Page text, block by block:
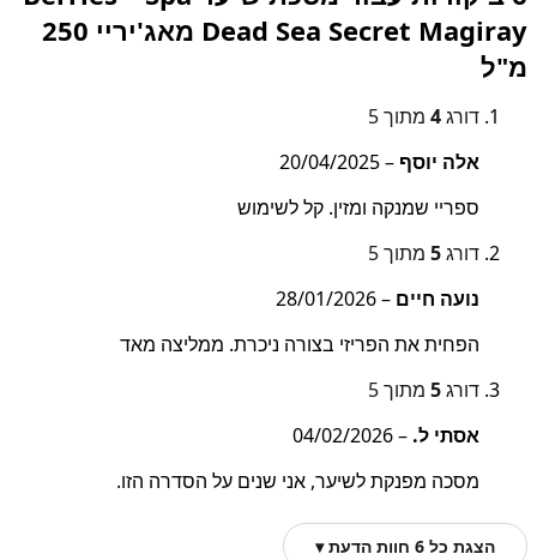
Dead Sea Secret Magiray מאג'יריי 250
מ"ל
דורג4 מתוך 5
אלה יוסף –
20/04/2025
ספריי שמנקה ומזין. קל לשימוש
דורג5 מתוך 5
נועה חיים –
28/01/2026
הפחית את הפריזי בצורה ניכרת. ממליצה מאד
דורג5 מתוך 5
אסתי ל. –
04/02/2026
מסכה מפנקת לשיער, אני שנים על הסדרה הזו.
הצגת כל 6 חוות הדעת ▾